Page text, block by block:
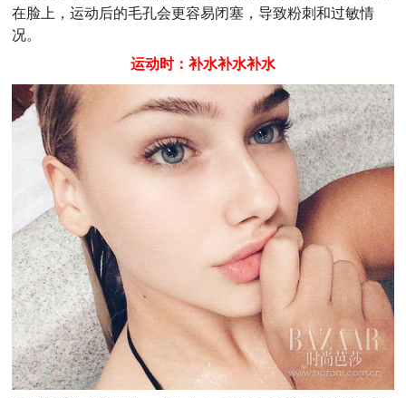
在脸上，运动后的毛孔会更容易闭塞，导致粉刺和过敏情
况。
运动时：补水补水补水